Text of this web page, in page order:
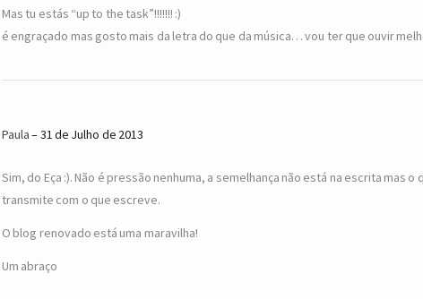
Mas tu estás “up to the task”!!!!!!! :)
é engraçado mas gosto mais da letra do que da música… vou ter que ouvir
Paula 31 de Julho de 2013
Sim, do Eça :). Não é pressão nenhuma, a semelhança não está na escrita mas o
transmite com o que escreve.
O blog renovado está uma maravilha!
Um abraço